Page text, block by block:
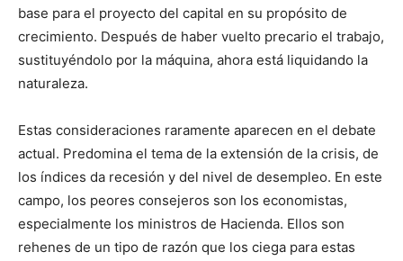
base para el proyecto del capital en su propósito de
crecimiento. Después de haber vuelto precario el trabajo,
sustituyéndolo por la máquina, ahora está liquidando la
naturaleza.
Estas consideraciones raramente aparecen en el debate
actual. Predomina el tema de la extensión de la crisis, de
los índices da recesión y del nivel de desempleo. En este
campo, los peores consejeros son los economistas,
especialmente los ministros de Hacienda. Ellos son
rehenes de un tipo de razón que los ciega para estas